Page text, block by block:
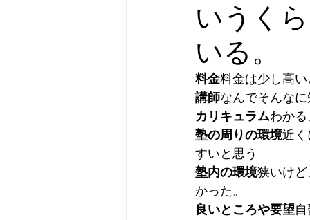
塾からのお知らせ 英語
いうく
いる。
料金料金は少し高
講師なんでそんな
カリキュラムわか
塾の周りの環境近
すいと思う
塾内の環境狭いけ
かった。
良いところや要望